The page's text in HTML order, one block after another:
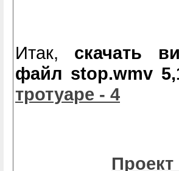
Итак, скачать
файл stop.wmv
тротуаре - 4
Проект